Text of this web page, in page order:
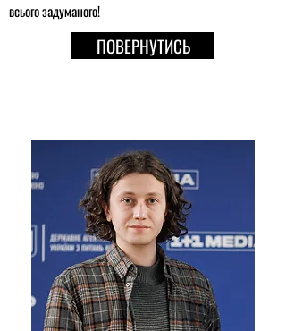
всього задуманого!
ПОВЕРНУТИСЬ